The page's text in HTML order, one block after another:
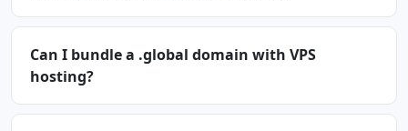
Can I bundle a .global domain with VPS
hosting?